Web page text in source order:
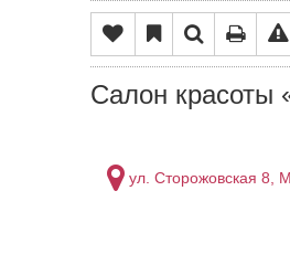
Салон красоты
ул. Сторожовская 8,